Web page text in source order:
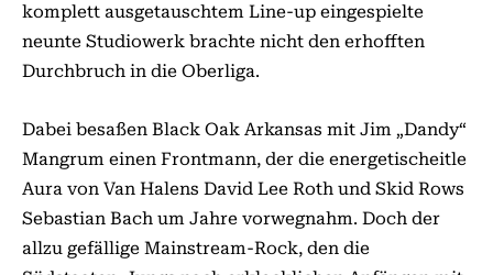
komplett ausgetauschtem Line-up eingespielte
neunte Studiowerk brachte nicht den erhofften
Durchbruch in die Oberliga.
Dabei besaßen Black Oak Arkansas mit Jim „Dandy“
Mangrum einen Frontmann, der die energetischeitle
Aura von Van Halens David Lee Roth und Skid Rows
Sebastian Bach um Jahre vorwegnahm. Doch der
allzu gefällige Mainstream-Rock, den die